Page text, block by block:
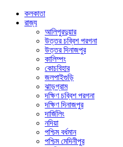
কলকাতা
রাজ্য
আলিপুরদুয়ার
উত্তর চব্বিশ পরগনা
উত্তর দিনাজপুর
কালিম্পং
কোচবিহার
জলপাইগুড়ি
ঝাড়গ্রাম
দক্ষিণ চব্বিশ পরগনা
দক্ষিণ দিনাজপুর
দার্জিলিং
নদিয়া
পশ্চিম বর্ধমান
পশ্চিম মেদিনীপুর